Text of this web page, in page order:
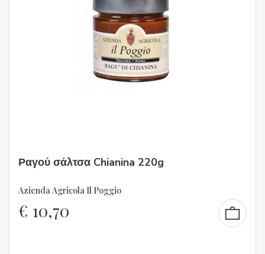
Ραγού σάλτσα Chianina 220g
Azienda Agricola Il Poggio
€ 10,70